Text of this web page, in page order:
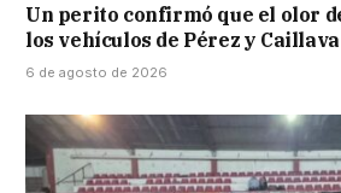
Un perito confirmó que el olor
los vehículos de Pérez y Caillava
6 de agosto de 2026